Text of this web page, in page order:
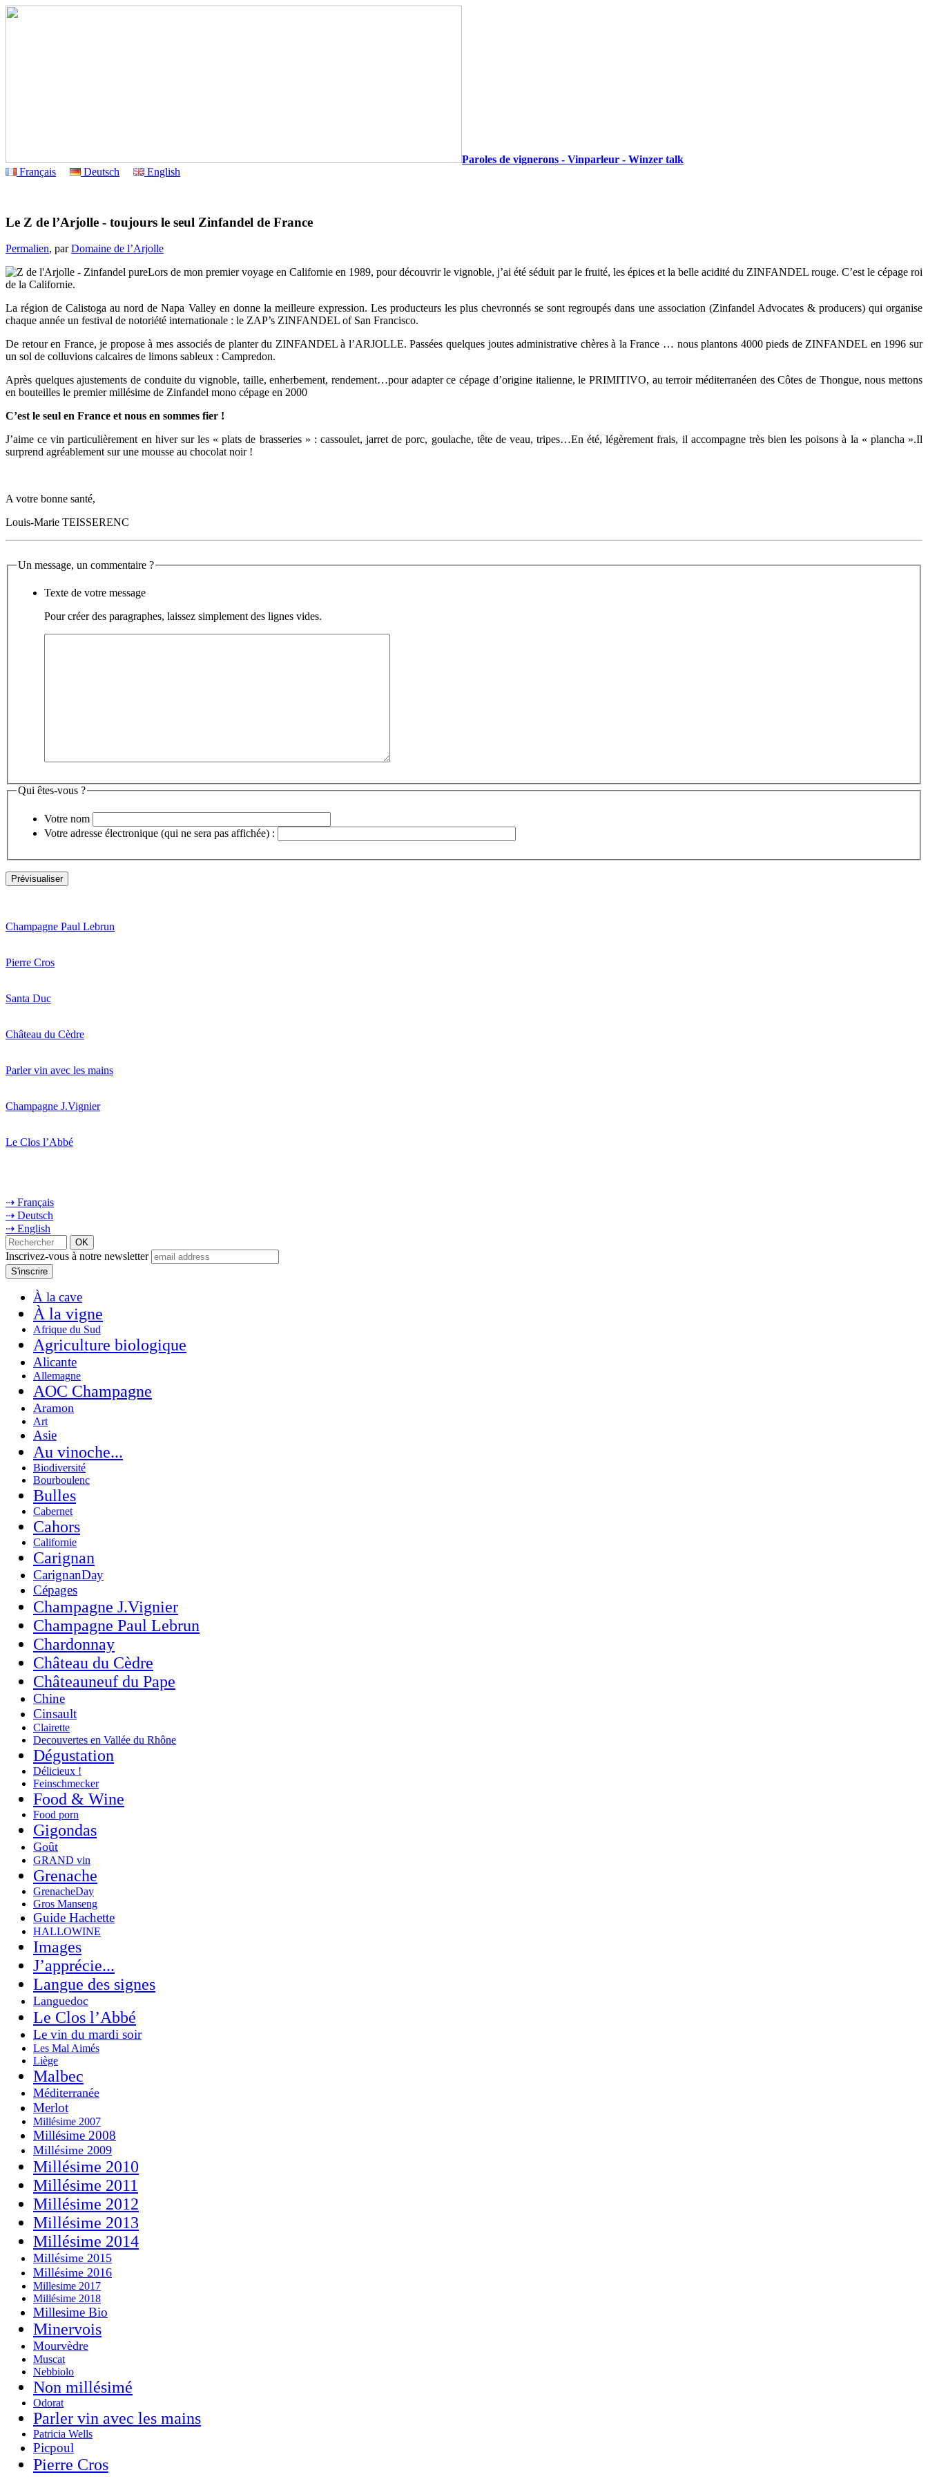
Paroles de vignerons - Vinparleur - Winzer talk
Français
Deutsch English
Le Z de l’Arjolle - toujours le seul Zinfandel de France
Permalien, parDomaine de l’Arjolle
Lors de mon premier voyage enCalifornie en 1989, pour découvrir le vignoble, j’ai été séduit par le fruité, les épices et la belle acidité du ZINFANDELrouge. C’est le cépage roi
de la Californie.
La région deCalistoga au nord deNapa Valleyen donne la meilleure expression. Les producteurs les plus chevronnés se sont regroupés dans une association (Zinfandel Advocates& producers) qui organise
chaque année un festival de notoriété internationale : le ZAP’s ZINFANDEL of San Francisco.
De retour en France, je propose à mes associés de planter du ZINFANDELà l’ARJOLLE. Passées quelques joutes administrative chères à la France … nous plantons 4000 pieds deZINFANDEL en 1996 sur
un sol de colluvions calcaires de limons sableux : Campredon.
Après quelques ajustements de conduite du vignoble, taille,enherbement, rendement…pour adapter ce cépage d’origine italienne, le PRIMITIVO, au terroir méditerranéen des Côtes de Thongue, nous mettons
en bouteilles le premier millésime de Zinfandel mono cépage en 2000
C’est le seul en France et nous en sommes fier !
J’aime ce vin particulièrement en hiver sur les « plats de brasseries » : cassoulet, jarret de porc, goulache, tête de veau, tripes…En été, légèrement frais, il accompagne très bien les poisons à la « plancha».Il
surprend agréablement sur une mousse au chocolat noir !
A votre bonne santé,
Louis-Marie TEISSERENC
Un message, un commentaire ?
Texte de votre message
Pour créer des paragraphes, laissez simplement des lignes vides.
Qui êtes-vous ?
Votre nom
Votre adresse électronique (qui ne sera pas affichée) :
Champagne Paul Lebrun
Pierre Cros
Santa Duc
Château du Cèdre
Parler vin avec les mains
Champagne J.Vignier
Le Clos l’Abbé
⇢ Français
⇢ Deutsch
⇢ English
Inscrivez-vous à notre newsletter
À la cave
À la vigne
Afrique du Sud
Agriculture biologique
Alicante
Allemagne
AOC Champagne
Aramon
Art
Asie
Au vinoche...
Biodiversité
Bourboulenc
Bulles
Cabernet
Cahors
Californie
Carignan
CarignanDay
Cépages
Champagne J.Vignier
Champagne Paul Lebrun
Chardonnay
Château du Cèdre
Châteauneuf du Pape
Chine
Cinsault
Clairette
Decouvertes en Vallée du Rhône
Dégustation
Délicieux !
Feinschmecker
Food & Wine
Food porn
Gigondas
Goût
GRAND vin
Grenache
GrenacheDay
Gros Manseng
Guide Hachette
HALLOWINE
Images
J’apprécie...
Langue des signes
Languedoc
Le Clos l’Abbé
Le vin du mardi soir
Les Mal Aimés
Liège
Malbec
Méditerranée
Merlot
Millésime 2007
Millésime 2008
Millésime 2009
Millésime 2010
Millésime 2011
Millésime 2012
Millésime 2013
Millésime 2014
Millésime 2015
Millésime 2016
Millesime 2017
Millésime 2018
Millesime Bio
Minervois
Mourvèdre
Muscat
Nebbiolo
Non millésimé
Odorat
Parler vin avec les mains
Patricia Wells
Picpoul
Pierre Cros